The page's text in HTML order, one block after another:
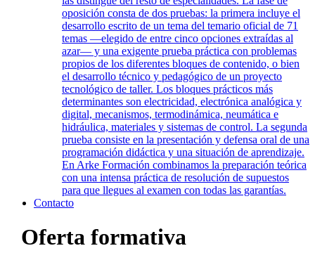
oposición consta de dos pruebas: la primera incluye el
desarrollo escrito de un tema del temario oficial de 71
temas —elegido de entre cinco opciones extraídas al
azar— y una exigente prueba práctica con problemas
propios de los diferentes bloques de contenido, o bien
el desarrollo técnico y pedagógico de un proyecto
tecnológico de taller. Los bloques prácticos más
determinantes son electricidad, electrónica analógica y
digital, mecanismos, termodinámica, neumática e
hidráulica, materiales y sistemas de control. La segunda
prueba consiste en la presentación y defensa oral de una
programación didáctica y una situación de aprendizaje.
En Arke Formación combinamos la preparación teórica
con una intensa práctica de resolución de supuestos
para que llegues al examen con todas las garantías.
Contacto
Oferta formativa